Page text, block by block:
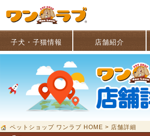
子犬・子猫情報 店舗紹介
ペットショップ ワンラブ HOME > 店舗詳細